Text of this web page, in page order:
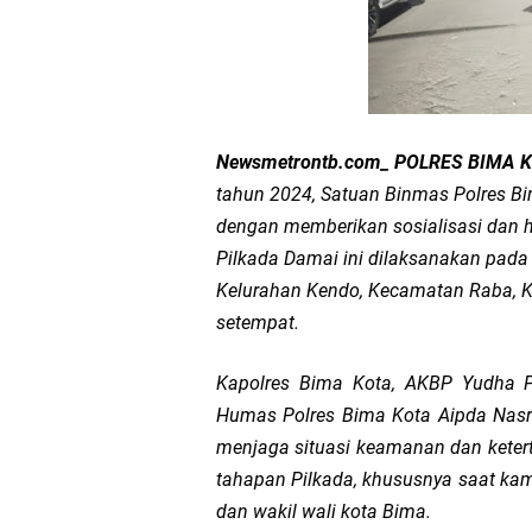
Polsek Sandubaya
Kapolsek Lingsar
Semarak HUT RI ke-
Sat Lantas Polresta
Wakapolda NTB
Kapolsek Dampingi
Sambut HUT ke-81
Newsmetrontb.com_ POLRES BIMA
tahun 2024, Satuan Binmas Polres
dengan memberikan sosialisasi dan
Pilkada Damai ini dilaksanakan
Kelurahan Kendo, Kecamatan Raba,
setempat.
Kapolres Bima Kota, AKBP Yudha
Humas Polres Bima Kota Aipda
menjaga situasi keamanan dan
tahapan Pilkada, khususnya saat
dan wakil wali kota Bima.